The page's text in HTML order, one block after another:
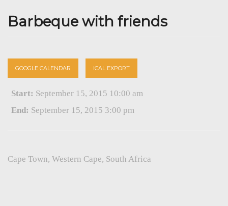
Barbeque with friends
GOOGLE CALENDAR ICAL EXPORT
Start: September 15, 2015 10:00 am
End: September 15, 2015 3:00 pm
Cape Town, Western Cape, South Africa